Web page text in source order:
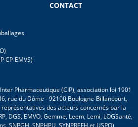
CP-EMVS)
CONTACT
Pharmaceutique (CIP), association loi 1901
rue du Dôme - 92100 Boulogne-Billancourt,
des acteurs concernés par la
DGS, EMVO, Gemme, Leem, Lemi, LOGSanté,